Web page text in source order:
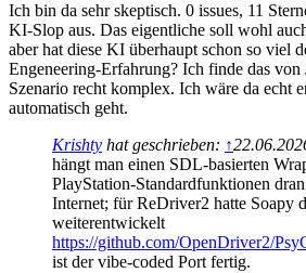
Ich bin da sehr skeptisch. 0 issues, 11
KI-Slop aus. Das eigentliche soll wohl
aber hat diese KI überhaupt schon so viel
Engeneering-Erfahrung? Ich finde das von
Szenario recht komplex. Ich wäre da echt
automatisch geht.
Krishty hat geschrieben: ↑
hängt man einen SDL-basierten
PlayStation-Standardfunktionen
Internet; für ReDriver2 hatte Soapy
weiterentwickelt
https://github.com/OpenDriver2/
ist der vibe-coded Port fertig.